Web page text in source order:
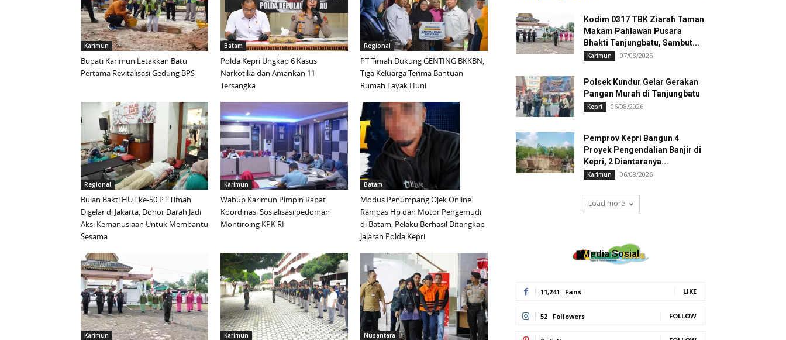
Karimun
Bupati Karimun Letakkan Batu
Pertama Revitalisasi Gedung BPS
Batam
Polda Kepri Ungkap 6 Kasus
Narkotika dan Amankan 11
Tersangka
Regional
PT Timah Dukung GENTING BKKBN,
Tiga Keluarga Terima Bantuan
Rumah Layak Huni
Regional
Bulan Bakti HUT ke-50 PT Timah
Digelar di Jakarta, Donor Darah Jadi
Aksi Kemanusiaan Untuk Membantu
Sesama
Karimun
Wabup Karimun Pimpin Rapat
Koordinasi Sosialisasi pedoman
Montiroing KPK RI
Batam
Modus Penumpang Ojek Online
Rampas Hp dan Motor Pengemudi
di Batam, Pelaku Berhasil Ditangkap
Jajaran Polda Kepri
Karimun Karimun Nusantara
Kodim 0317 TBK Ziarah Taman
Makam Pahlawan Pusara
Bhakti Tanjungbatu, Sambut...
Karimun 07/08/2026
Polsek Kundur Gelar Gerakan
Pangan Murah di Tanjungbatu
Kepri 06/08/2026
Pemprov Kepri Bangun 4
Proyek Pengendalian Banjir di
Kepri, 2 Diantaranya...
Karimun 06/08/2026
Load more
Media Sosial
11,241 Fans LIKE
52 Followers FOLLOW